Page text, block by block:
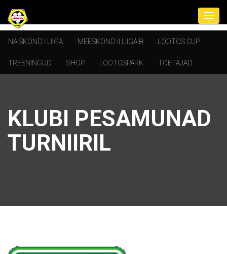
NAISKOND I LIIGA MEESKOND II LIIGA B LOOTOS CUP
TREENINGUD SHOP LOOTOSPARK TOETAJAD
KLUBI PESAMUNAD
TURNIIRIL